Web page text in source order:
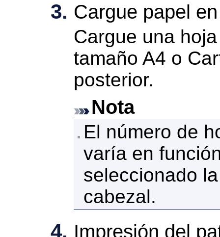
Cargue papel
Cargue una
tamaño A4 o
posterior.
Nota
El número de
varía en
seleccionado
cabezal.
Impresión del